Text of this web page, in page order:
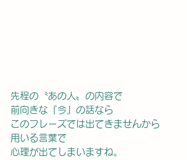
先程の〝あの人〟の内容で
前向きな『今』の話なら
このフレーズでは出てきませんから
用いる言葉で
心理が出てしまいますね。